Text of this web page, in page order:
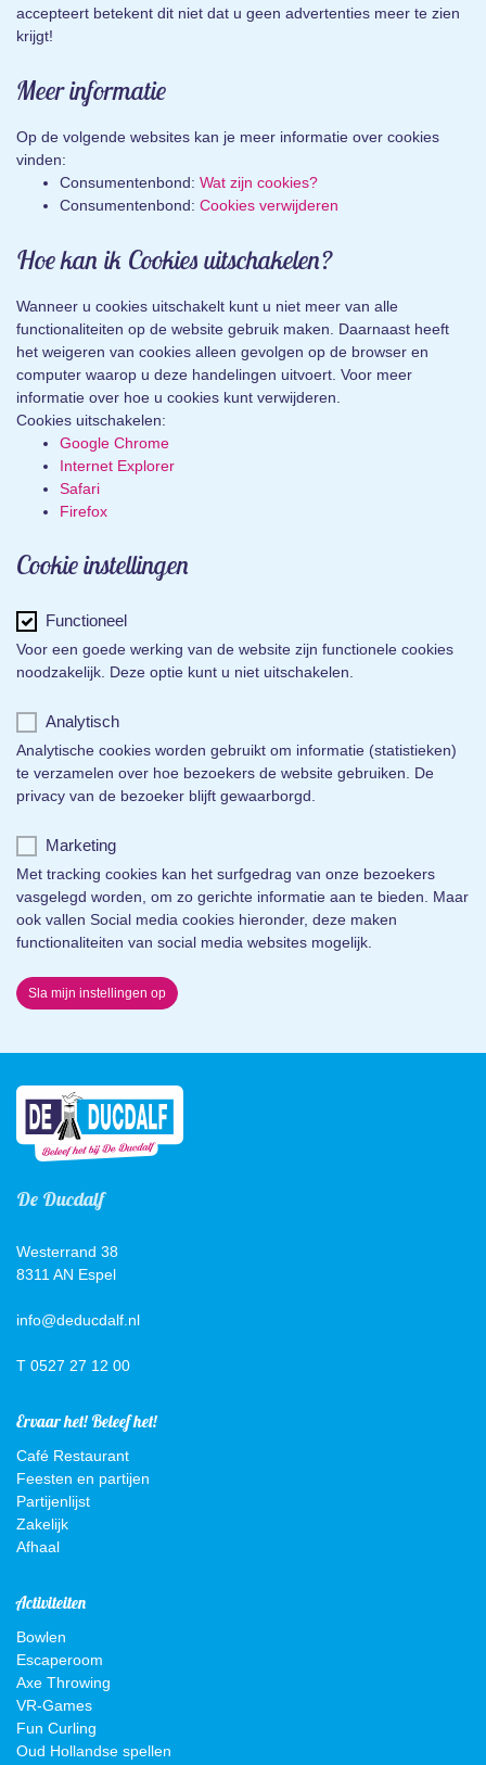
accepteert betekent dit niet dat u geen advertenties meer te zien
krijgt!
Meer informatie
Op de volgende websites kan je meer informatie over cookies
vinden:
Consumentenbond: Wat zijn cookies?
Consumentenbond: Cookies verwijderen
Hoe kan ik Cookies uitschakelen?
Wanneer u cookies uitschakelt kunt u niet meer van alle
functionaliteiten op de website gebruik maken. Daarnaast heeft
het weigeren van cookies alleen gevolgen op de browser en
computer waarop u deze handelingen uitvoert. Voor meer
informatie over hoe u cookies kunt verwijderen.
Cookies uitschakelen:
Google Chrome
Internet Explorer
Safari
Firefox
Cookie instellingen
Functioneel
Voor een goede werking van de website zijn functionele cookies
noodzakelijk. Deze optie kunt u niet uitschakelen.
Analytisch
Analytische cookies worden gebruikt om informatie (statistieken)
te verzamelen over hoe bezoekers de website gebruiken. De
privacy van de bezoeker blijft gewaarborgd.
Marketing
Met tracking cookies kan het surfgedrag van onze bezoekers
vasgelegd worden, om zo gerichte informatie aan te bieden. Maar
ook vallen Social media cookies hieronder, deze maken
functionaliteiten van social media websites mogelijk.
Sla mijn instellingen op
De Ducdalf
Westerrand 38
8311 AN Espel
info@deducdalf.nl
T 0527 27 12 00
Ervaar het! Beleef het!
Café Restaurant
Feesten en partijen
Partijenlijst
Zakelijk
Afhaal
Activiteiten
Bowlen
Escaperoom
Axe Throwing
VR-Games
Fun Curling
Oud Hollandse spellen